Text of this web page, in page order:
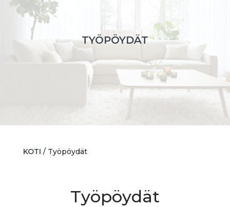
TYÖPÖYDÄT
KOTI / Työpöydät
Työpöydät